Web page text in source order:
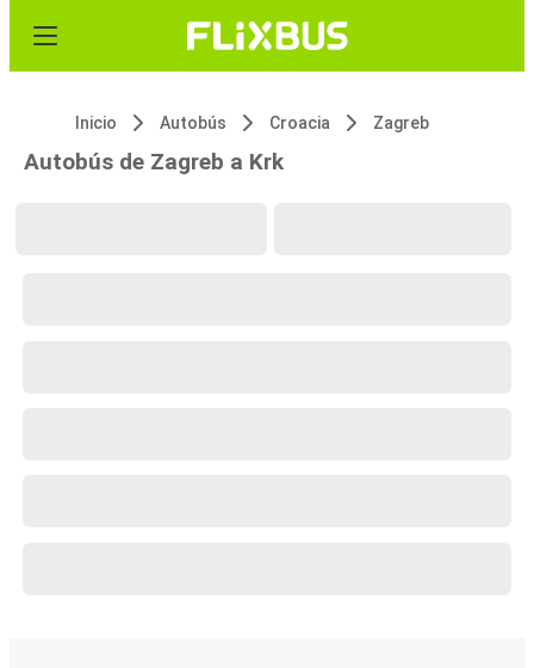
Inicio Autobús Croacia Zagreb
Autobús de Zagreb a Krk